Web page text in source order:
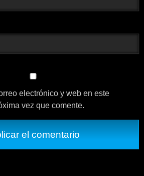
electrónico y web en este
vez que comente.